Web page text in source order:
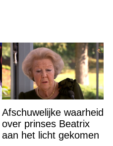
Afschuwelijke waarheid
over prinses Beatrix
aan het licht gekomen